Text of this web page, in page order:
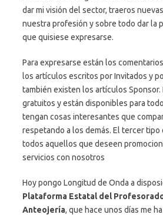
dar mi visión del sector, traeros
nuestra profesión y sobre todo dar la
que quisiese expresarse.
Para expresarse están los
los artículos escritos por Invitados y
también existen los artículos Sponsor.
gratuitos y están disponibles para
tengan cosas interesantes que
respetando a los demás. El tercer tipo
todos aquellos que deseen
servicios con nosotros
Hoy pongo Longitud de Onda a
Plataforma Estatal del
Anteojería, que hace unos días me